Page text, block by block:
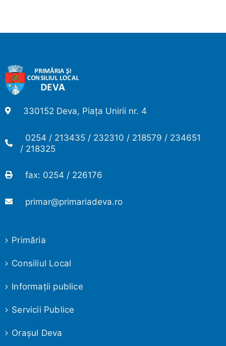
330152 Deva, Piața Unirii nr. 4
0254 / 213435 / 232310 / 218579 / 234651
/ 218325
fax: 0254 / 226176
primar@primariadeva.ro
Primăria
Consiliul Local
Informaţii publice
Servicii Publice
Oraşul Deva